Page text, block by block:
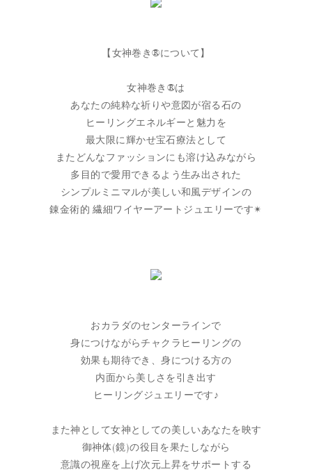
【女神巻き®︎について】
女神巻き®︎は
あなたの純粋な祈りや意図が宿る石の
ヒーリングエネルギーと魅力を
最大限に輝かせ宝石療法として
またどんなファッションにも溶け込みながら
多目的で愛用できるよう生み出された
シンプルミニマルが美しい和風デザインの
錬金術的 繊細ワイヤーアートジュエリーです✴︎
おカラダのセンターラインで
身につけながらチャクラヒーリングの
効果も期待でき、身につける方の
内面から美しさを引き出す
ヒーリングジュエリーです♪
また神として女神としての美しいあなたを映す
御神体(鏡)の役目を果たしながら
意識の視座を上げ次元上昇をサポートする